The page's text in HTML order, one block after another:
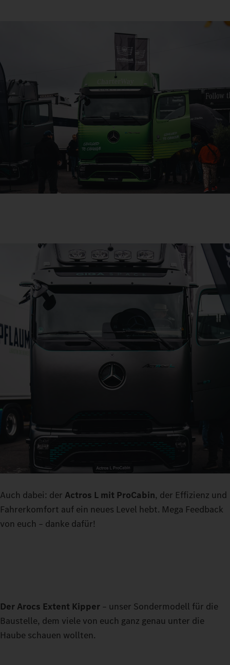
Auch dabei: der Actros L mit ProCabin, der Effizienz und
Fahrerkomfort auf ein neues Level hebt. Mega Feedback
von euch – danke dafür!
Der Arocs Extent Kipper – unser Sondermodell für die
Baustelle, dem viele von euch ganz genau unter die
Haube schauen wollten.